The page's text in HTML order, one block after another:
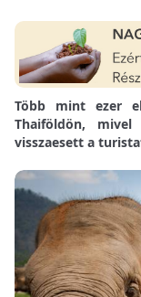
Több mint ezer
Thaiföldön,
visszaesett a